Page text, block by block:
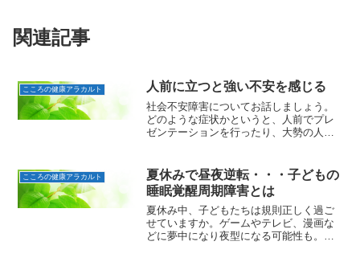
関連記事
こころの健康アラカルト 人前に立つと強い不安を感じる
社会不安障害についてお話しましょう。
どのような症状かというと、人前でプレ
ゼンテーションを行ったり、大勢の人と
汗をかいたりします。心の病が原因で、
以前はこのような症状から...
こころの健康アラカルト
夏休みで昼夜逆転・・・子どもの
睡眠覚醒周期障害とは
夏休み中、子どもたちは規則正しく過ご
せていますか。ゲームやテレビ、漫画な
どに夢中になり夜型になる可能性も。睡